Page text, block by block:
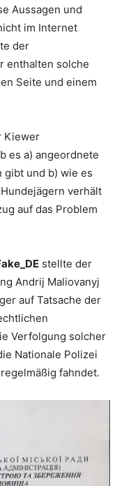
Aussagen und
im Internet
der
enthalten solche
Seite und einem
Kiewer
es a) angeordnete
gibt und b) wie es
verhält
auf das Problem
stellte der
Andrij Maliovanyj
auf Tatsache der
Verfolgung solcher
Nationale Polizei
fahndet.